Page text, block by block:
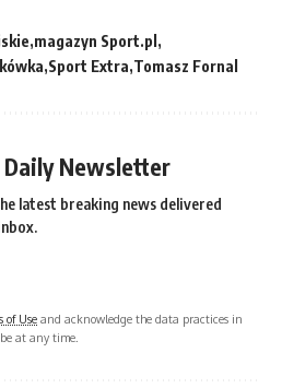
magazyn Sport.pl
Sport Extra Tomasz Fornal
Daily Newsletter
latest breaking news delivered
of Use and acknowledge the data practices in
at any time.